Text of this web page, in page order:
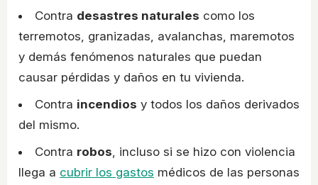
Contra desastres naturales como los
terremotos, granizadas, avalanchas, maremotos
y demás fenómenos naturales que puedan
causar pérdidas y daños en tu vivienda.
Contra incendios y todos los daños derivados
del mismo.
Contra robos , incluso si se hizo con violencia
llega a cubrir los gastos médicos de las personas